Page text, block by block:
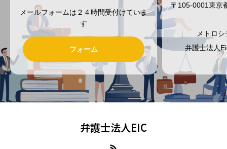
メールフォームは２４時間受付けていま
す
フォーム
〒105-0001東京
メトロ
弁護士法人
弁護士法人EIC